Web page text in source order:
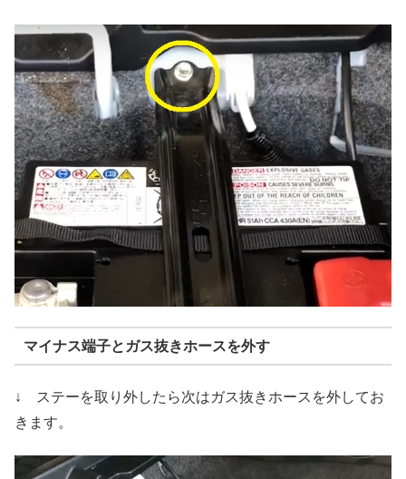
マイナス端子とガス抜きホースを外す
↓ ステーを取り外したら次はガス抜きホースを外してお
きます。